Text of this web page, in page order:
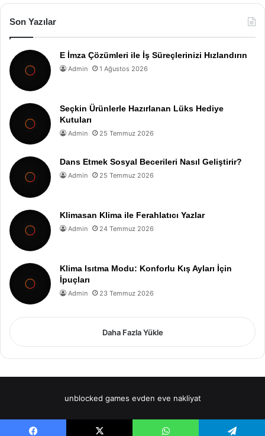
Son Yazılar
E İmza Çözümleri ile İş Süreçlerinizi Hızlandırın
Admin 1 Ağustos 2026
Seçkin Ürünlerle Hazırlanan Lüks Hediye
Kutuları
Admin 25 Temmuz 2026
Dans Etmek Sosyal Becerileri Nasıl Geliştirir?
Admin 25 Temmuz 2026
Klimasan Klima ile Ferahlatıcı Yazlar
Admin 24 Temmuz 2026
Klima Isıtma Modu: Konforlu Kış Ayları İçin
İpuçları
Admin 23 Temmuz 2026
Daha Fazla Yükle
unblocked games evden eve nakliyat